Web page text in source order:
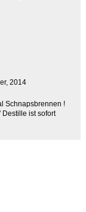
2014
Schnapsbrennen !
ist sofort